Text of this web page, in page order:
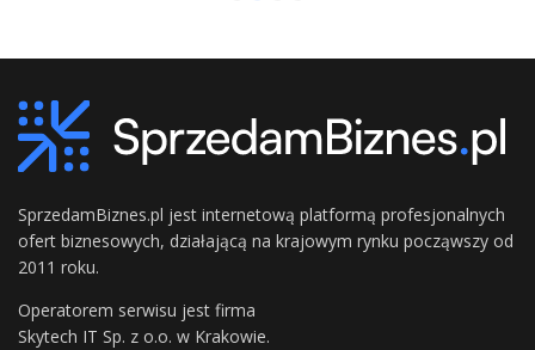
SprzedamBiznes.pl jest internetową platformą profesjonalnych
ofert biznesowych, działającą na krajowym rynku począwszy od
2011 roku.
Operatorem serwisu jest firma
Skytech IT Sp. z o.o. w Krakowie.